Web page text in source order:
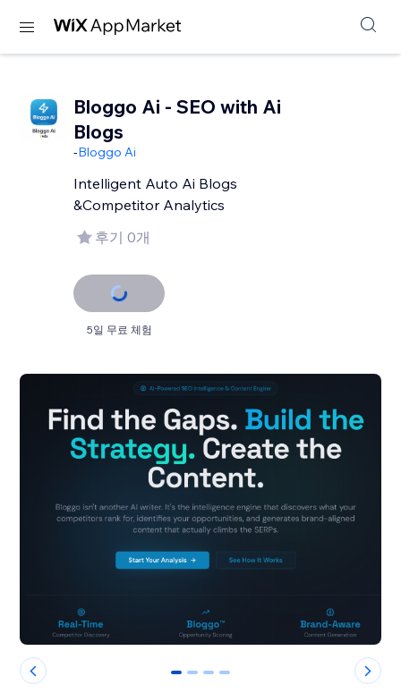
Bloggo Ai - SEO with Ai
Blogs
-Bloggo Ai
Intelligent Auto Ai Blogs
&Competitor Analytics
후기 0개
5일 무료 체험
0 1 2 3